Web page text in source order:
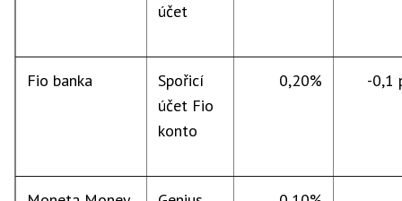
účet
Fio banka
Spořicí
účet Fio
konto
0,20% -0,1